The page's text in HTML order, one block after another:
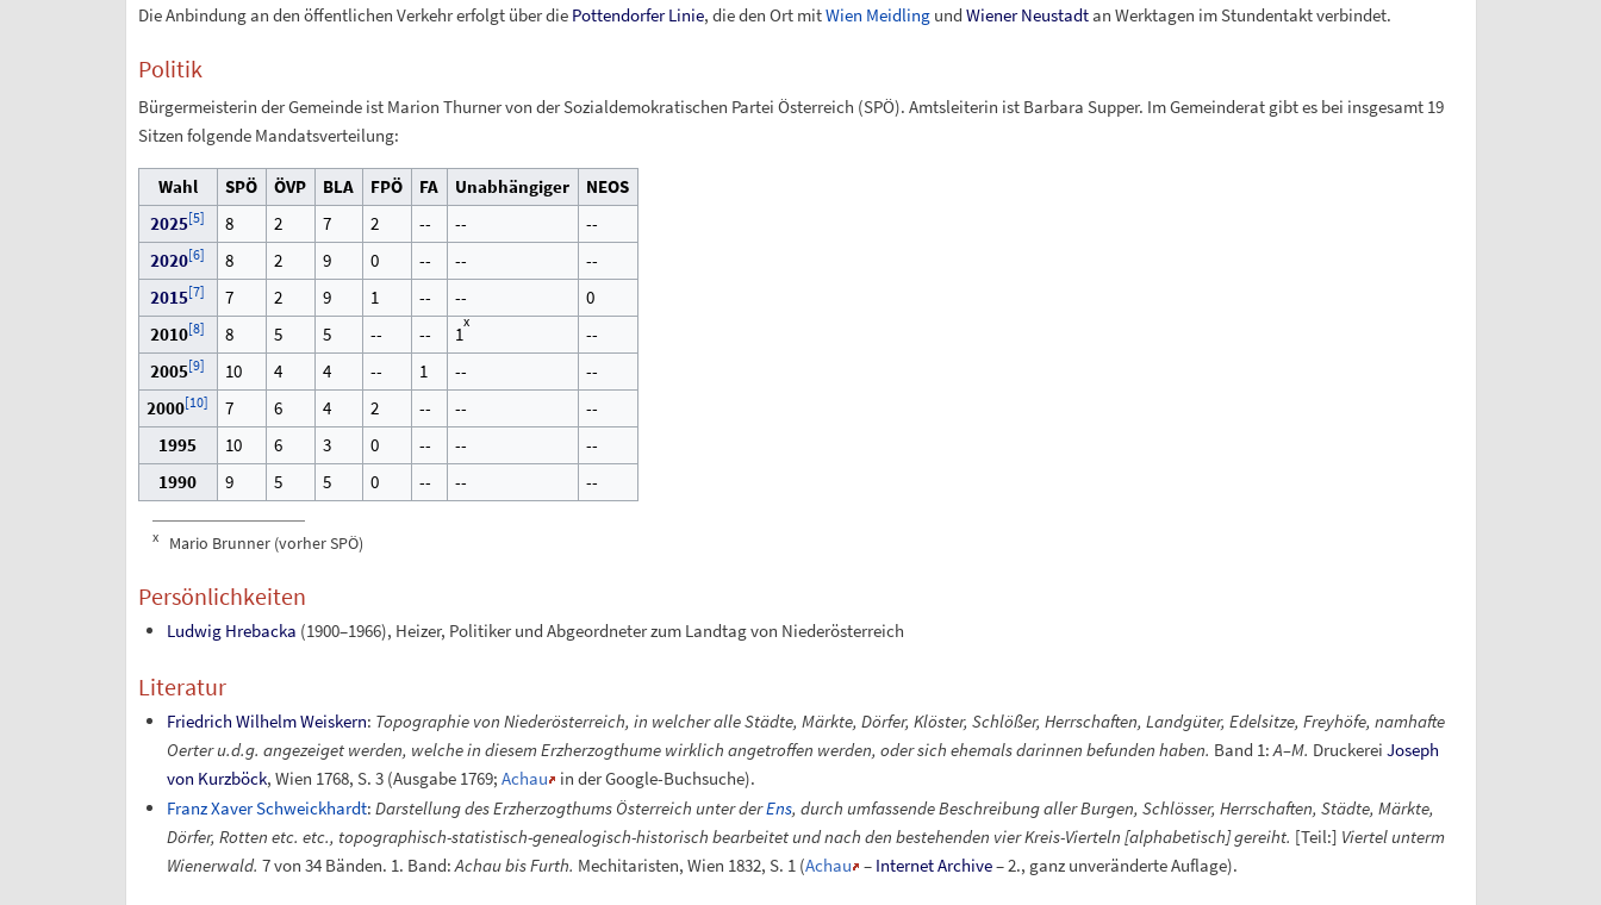
Die Anbindung an den öffentlichen Verkehr erfolgt über die Pottendorfer Linie, die den Ort mitWien Meidlingund Wiener Neustadtan Werktagen im Stundentakt verbindet.
Politik
Bürgermeisterin der Gemeinde ist Marion Thurner von der Sozialdemokratischen Partei Österreich (SPÖ). Amtsleiterin ist Barbara Supper. Im Gemeinderat gibt es bei insgesamt 19
Sitzen folgende Mandatsverteilung:
Wahl SPÖ ÖVP BLA FPÖ FA Unabhängiger
NEOS
2025[5] 8 2 7 2 -- --
--
2020[6] 8 2 9 0 -- --
--
2015[7] 7 2 9 1 -- --
0
2010[8] 8 5 5 -- -- 1
x
--
2005[9] 10 4 4 -- 1 --
--
2000[10] 7 6 4 2 -- --
--
1995
10 6 3 0 -- --
--
1990
9 5 5 0 -- -- --
x Mario Brunner (vorher SPÖ)
Persönlichkeiten
Ludwig Hrebacka (1900–1966), Heizer, Politiker und Abgeordneter zum Landtag von Niederösterreich
Literatur
Friedrich Wilhelm Weiskern: Topographie von Niederösterreich, in welcher alle Städte, Märkte, Dörfer, Klöster, Schlößer, Herrschaften, Landgüter, Edelsitze, Freyhöfe, namhafte
Oerter u.d.g. angezeiget werden, welche in diesem Erzherzogthume wirklich angetroffen werden, oder sich ehemals darinnen befunden haben. Band 1:A–M. DruckereiJoseph
von Kurzböck, Wien 1768, S. 3 (Ausgabe 1769;Achau
in der Google-Buchsuche).
Franz Xaver Schweickhardt:Darstellung des Erzherzogthums Österreich unter derEns, durch umfassende Beschreibung aller Burgen, Schlösser, Herrschaften, Städte, Märkte,
Dörfer, Rotten etc. etc., topographisch-statistisch-genealogisch-historisch bearbeitet und nach den bestehenden vier Kreis-Vierteln [alphabetisch] gereiht. [Teil:] Viertel unterm
Wienerwald. 7 von 34 Bänden. 1. Band:Achau bis Furth. Mechitaristen, Wien 1832, S. 1 (Achau – Internet Archive– 2., ganz unveränderte Auflage).